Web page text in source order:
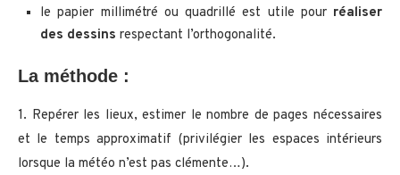
le papier millimétré ou quadrillé est utile pour réaliser
des dessins respectant l’orthogonalité.
La méthode :
1. Repérer les lieux, estimer le nombre de pages nécessaires
et le temps approximatif (privilégier les espaces intérieurs
lorsque la météo n’est pas clémente…).